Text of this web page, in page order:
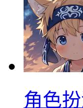
角色